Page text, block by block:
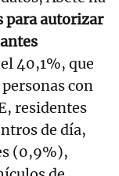
para autorizar
40,1%, que
con
residentes
de día,
(0,9%),